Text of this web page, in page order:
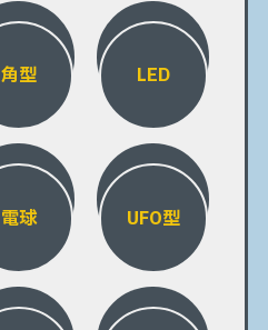
角型 LED
電球 UFO型